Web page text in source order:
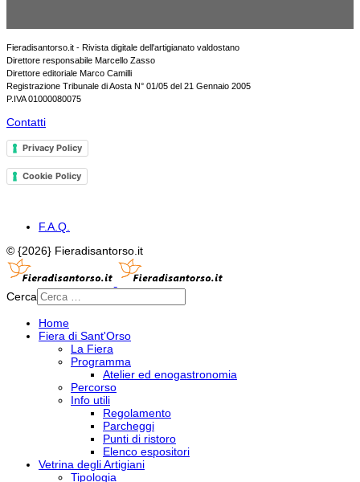
Fieradisantorso.it - Rivista digitale dell'artigianato valdostano
Direttore responsabile Marcello Zasso
Direttore editoriale Marco Camilli
Registrazione Tribunale di Aosta N° 01/05 del 21 Gennaio 2005
P.IVA 01000080075
Contatti
Privacy Policy
Cookie Policy
F.A.Q.
© {2026} Fieradisantorso.it
Cerca
Home
Fiera di Sant'Orso
La Fiera
Programma
Atelier ed enogastronomia
Percorso
Info utili
Regolamento
Parcheggi
Punti di ristoro
Elenco espositori
Vetrina degli Artigiani
Tipologia